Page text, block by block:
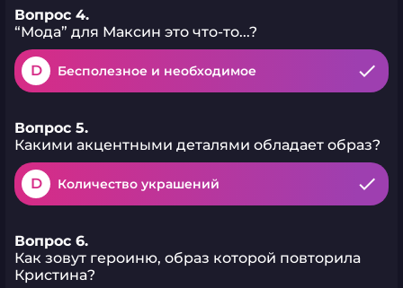
Вопрос 4.
“Мода” для Максин это что-то...?
D Бесполезное и необходимое
Вопрос 5.
Какими акцентными деталями обладает образ?
D Количество украшений
Вопрос 6.
Как зовут героиню, образ которой повторила
Кристина?